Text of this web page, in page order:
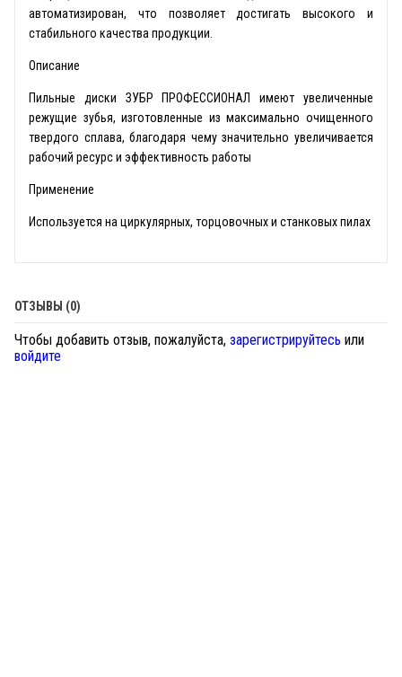
автоматизирован, что позволяет достигать высокого и
стабильного качества продукции.
Описание
Пильные диски ЗУБР ПРОФЕССИОНАЛ имеют увеличенные
режущие зубья, изготовленные из максимально очищенного
твердого сплава, благодаря чему значительно увеличивается
рабочий ресурс и эффективность работы
Применение
Используется на циркулярных, торцовочных и станковых пилах
ОТЗЫВЫ (0)
Чтобы добавить отзыв, пожалуйста, зарегистрируйтесь или
войдите